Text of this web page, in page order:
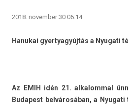
2018. november 30 06:14
Han­ukai gyer­tyagyúj­tás a Nyugati
Az EMIH idén 21. al­kalomm­al
Budapest belvárosában, a